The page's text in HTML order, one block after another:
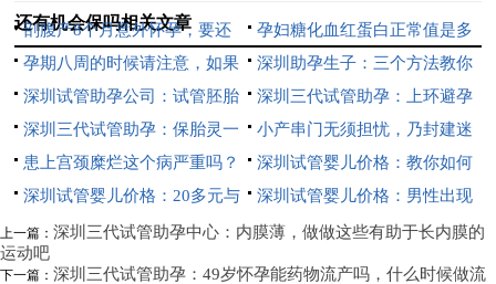
还有机会保吗相关文章
剖腹产8个月意外怀孕，要还
是不要？
孕妇糖化血红蛋白正常值是多
少,孕期糖化血红蛋白的意义
孕期八周的时候请注意，如果
孕酮低于这个水平有较大可能胎
停！
深圳助孕生子：三个方法教你
自测输卵管是否堵塞了，不知道
的赶紧看进来
深圳试管助孕公司：试管胚胎
811是什么意思,胚胎等级会不会
影响小孩
深圳三代试管助孕：上环避孕
和埋线避孕的区别？这些常见的
避孕方式还是蛮省事的
深圳三代试管助孕：保胎灵一
般服用多久才可以停药,保胎灵
吃了真的可以止血吗
小产串门无须担忧，乃封建迷
信的说法
患上宫颈糜烂这个病严重吗？
得了之后最好注意这些
深圳试管婴儿价格：教你如何
科学怀上双胞胎，成就双胞胎家
庭
深圳试管婴儿价格：20多元与
100多元的叶酸有什么差别？怀
孕期间这些不注意的话可能会出
深圳试管婴儿价格：男性出现
死精症和这四个原因有关，值得
各位男性反思
上一篇： 深圳三代试管助孕中心：内膜薄，做做这些有助于长内膜的
运动吧
下一篇： 深圳三代试管助孕：49岁怀孕能药物流产吗，什么时候做流